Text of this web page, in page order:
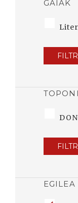
GAIAK
EGILEA